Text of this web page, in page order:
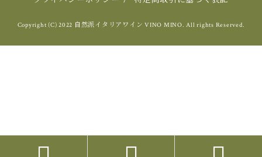
Copyright (C) 2022 自然派イタリアワイン VINO MINO. All rights Reserved.